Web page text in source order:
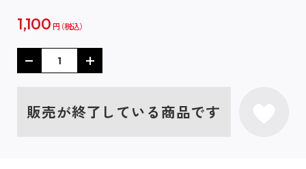
1,100 円
販売が終了している商品です